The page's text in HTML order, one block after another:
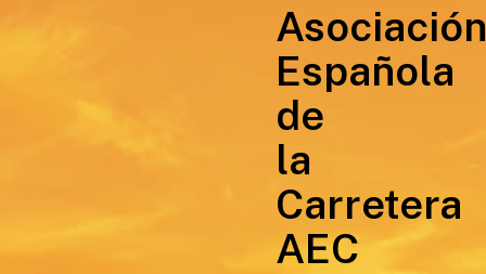
Asociación
Española
de
la
Carretera
AEC